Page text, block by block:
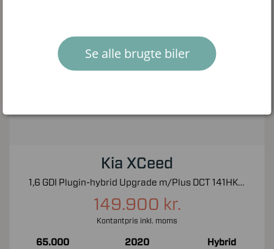
Kia XCeed
1,6 GDI Plugin-hybrid Upgrade m/Plus DCT 141HK 5d 6g Aut.
149.900 kr.
Kontantpris inkl. moms
65.000
2020
Hybrid
Se alle brugte biler